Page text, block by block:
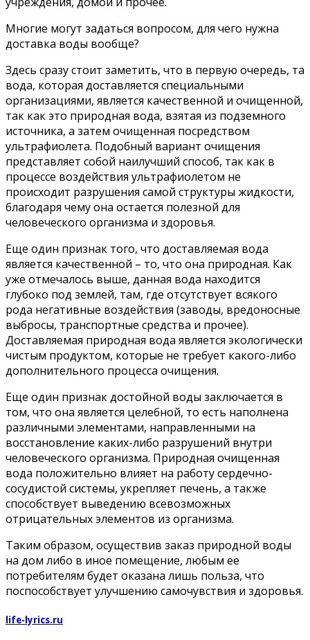
Многие могут задаться вопросом, для чего нужна
доставка воды вообще?
Здесь сразу стоит заметить, что в первую очередь, та
вода, которая доставляется специальными
организациями, является качественной и очищенной,
так как это природная вода, взятая из подземного
источника, а затем очищенная посредством
ультрафиолета. Подобный вариант очищения
представляет собой наилучший способ, так как в
процессе воздействия ультрафиолетом не
происходит разрушения самой структуры жидкости,
благодаря чему она остается полезной для
человеческого организма и здоровья.
Еще один признак того, что доставляемая вода
является качественной – то, что она природная. Как
уже отмечалось выше, данная вода находится
глубоко под землей, там, где отсутствует всякого
рода негативные воздействия (заводы, вредоносные
выбросы, транспортные средства и прочее).
Доставляемая природная вода является экологически
чистым продуктом, которые не требует какого-либо
дополнительного процесса очищения.
Еще один признак достойной воды заключается в
том, что она является целебной, то есть наполнена
различными элементами, направленными на
восстановление каких-либо разрушений внутри
человеческого организма. Природная очищенная
вода положительно влияет на работу сердечно-
сосудистой системы, укрепляет печень, а также
способствует выведению всевозможных
отрицательных элементов из организма.
Таким образом, осуществив заказ природной воды
на дом либо в иное помещение, любым ее
потребителям будет оказана лишь польза, что
поспособствует улучшению самочувствия и здоровья.
life-lyrics.ru